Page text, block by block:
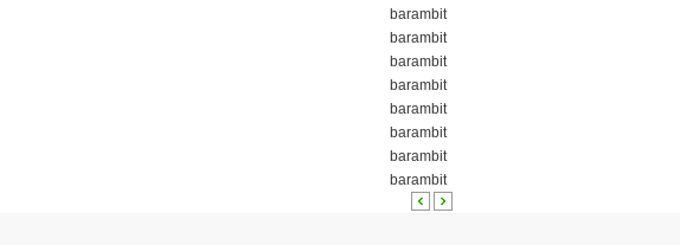
barambit
barambit
barambit
barambit
barambit
barambit
barambit
barambit